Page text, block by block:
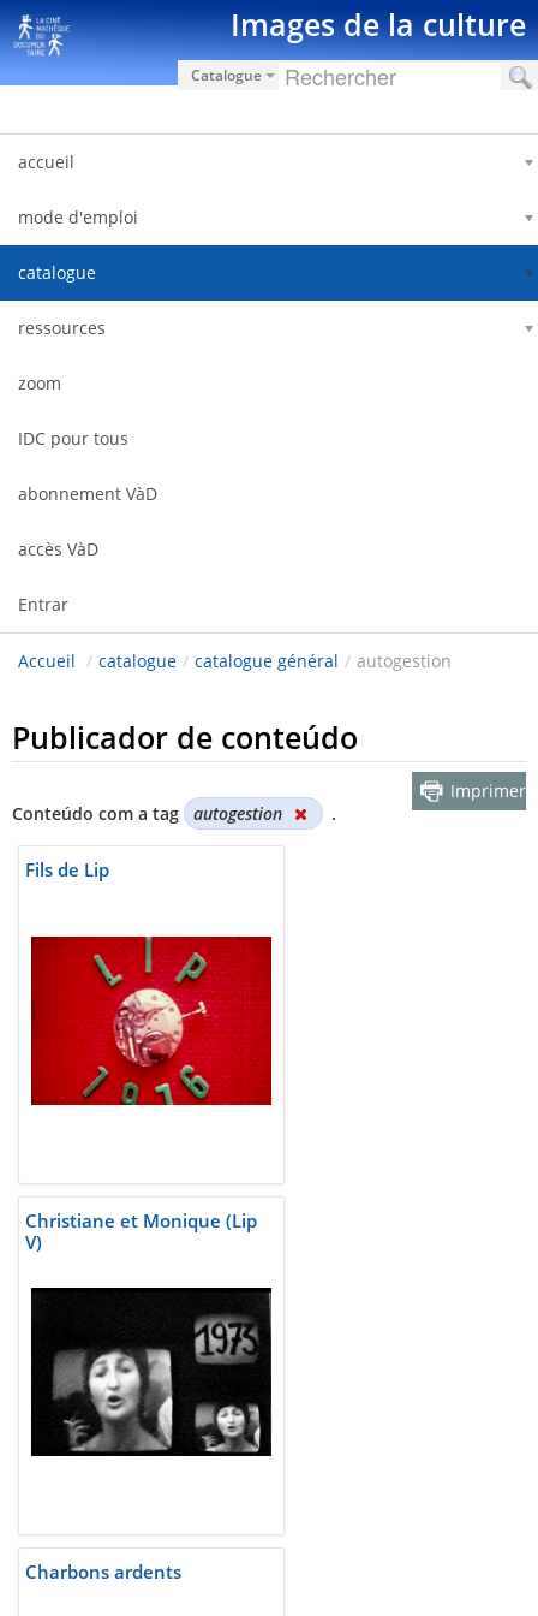
Pular para o conteúdo Images de la culture
Catalogue
accueil
mode d'emploi
catalogue
ressources
zoom
IDC pour tous
abonnement VàD
accès VàD
Entrar
Accueil / catalogue / catalogue général / autogestion
Publicador de conteúdo
Conteúdo com a tag autogestion .
Imprimer
Fils de Lip
Christiane et Monique (Lip
V)
Charbons ardents